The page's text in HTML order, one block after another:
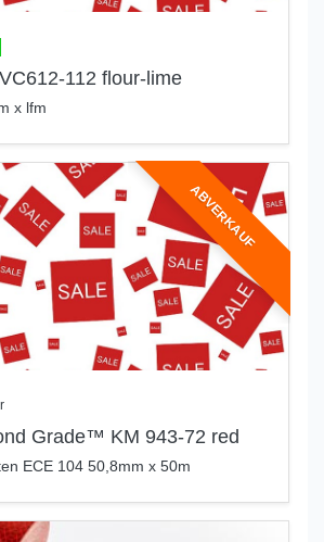
112 flour-lime
x lfm
ABVERKAUF
Grade™ KM 943-72 red
ECE 104 50,8mm x 50m